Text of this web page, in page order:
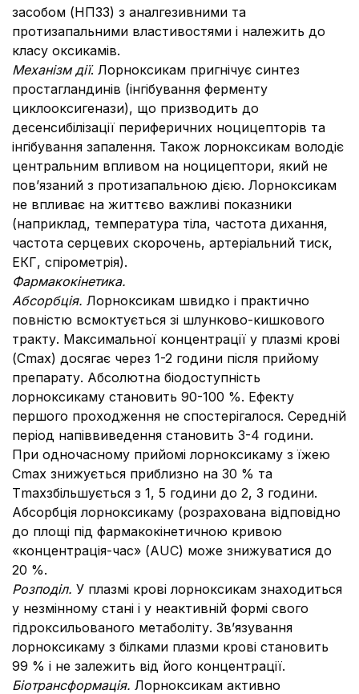
засобом (НПЗЗ) з аналгезивними та
протизапальними властивостями і належить до
класу оксикамів.
Механізм дії. Лорноксикам пригнічує синтез
простагландинів (інгібування ферменту
циклооксигенази), що призводить до
десенсибілізації периферичних ноцицепторів та
інгібування запалення. Також лорноксикам володіє
центральним впливом на ноцицептори, який не
пов’язаний з протизапальною дією. Лорноксикам
не впливає на життєво важливі показники
(наприклад, температура тіла, частота дихання,
частота серцевих скорочень, артеріальний тиск,
ЕКГ, спірометрія).
Фармакокінетика.
Абсорбція. Лорноксикам швидко і практично
повністю всмоктується зі шлунково-кишкового
тракту. Максимальної концентрації у плазмі крові
(Сmax) досягає через 1-2 години після прийому
препарату. Абсолютна біодоступність
лорноксикаму становить 90-100 %. Ефекту
першого проходження не спостерігалося. Середній
період напіввиведення становить 3-4 години.
При одночасному прийомі лорноксикаму з їжею
Сmax знижується приблизно на 30 % та
Тmaxзбільшується з 1, 5 години до 2, 3 години.
Абсорбція лорноксикаму (розрахована відповідно
до площі під фармакокінетичною кривою
«концентрація-час» (AUC) може знижуватися до
20 %.
Розподіл. У плазмі крові лорноксикам знаходиться
у незмінному стані і у неактивній формі свого
гідроксильованого метаболіту. Зв’язування
лорноксикаму з білками плазми крові становить
99 % і не залежить від його концентрації.
Біотрансформація. Лорноксикам активно